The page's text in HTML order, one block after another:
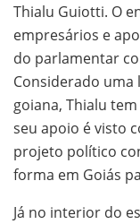
Thialu Guiotti. O
empresários e
do parlamentar
Considerado uma
goiana, Thialu
seu apoio é visto
projeto político
forma em Goiás
Já no interior do